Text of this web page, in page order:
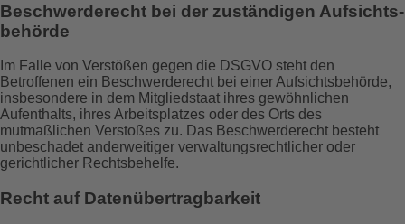
Beschwerde­recht bei der zuständigen Aufsichts­
behörde
Im Falle von Verstößen gegen die DSGVO steht den
Betroffenen ein Beschwerderecht bei einer Aufsichtsbehörde,
insbesondere in dem Mitgliedstaat ihres gewöhnlichen
Aufenthalts, ihres Arbeitsplatzes oder des Orts des
mutmaßlichen Verstoßes zu. Das Beschwerderecht besteht
unbeschadet anderweitiger verwaltungsrechtlicher oder
gerichtlicher Rechtsbehelfe.
Recht auf Daten­übertrag­barkeit